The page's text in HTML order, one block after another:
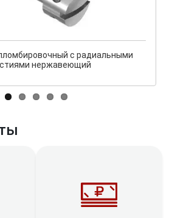
с радиальными
нержавеющий